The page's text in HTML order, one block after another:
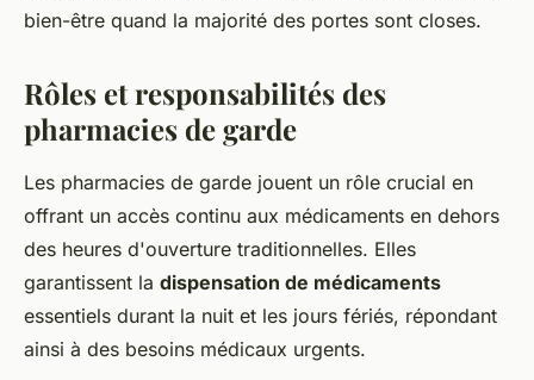
bien-être quand la majorité des portes sont closes.
Rôles et responsabilités des
pharmacies de garde
Les pharmacies de garde jouent un rôle crucial en
offrant un accès continu aux médicaments en dehors
des heures d'ouverture traditionnelles. Elles
garantissent la dispensation de médicaments
essentiels durant la nuit et les jours fériés, répondant
ainsi à des besoins médicaux urgents.